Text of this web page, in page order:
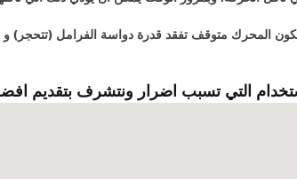
التي تسبب اضرار ونتشرف بتقديم